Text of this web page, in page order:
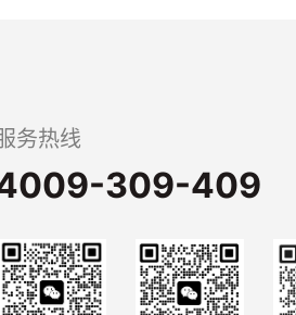
务热线
309-409